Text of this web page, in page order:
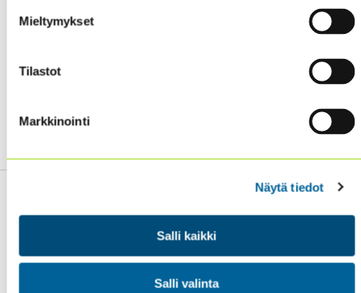
Mieltymykset
Tilastot
Markkinointi
Näytä tiedot
Salli kaikki
Salli valinta
Sisäiset tarkastajat ry / Oy Inreviso Ab
Energiakuja 3